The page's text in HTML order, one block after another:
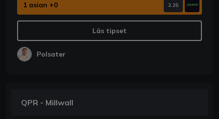
1 asian +0 2.25
Läs tipset
Polsater
QPR - Millwall